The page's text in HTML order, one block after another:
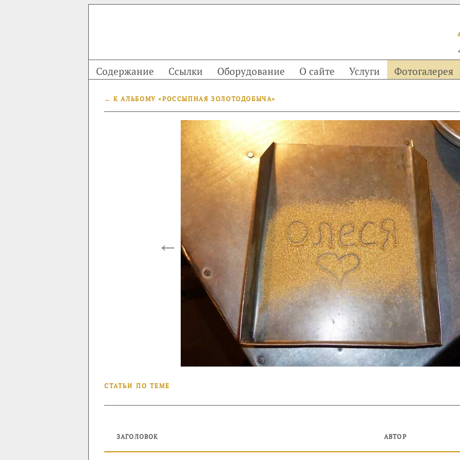
Содержание Ссылки Оборудование О сайте Услуги Фотогалерея
← К АЛЬБОМУ «РОССЫПНАЯ ЗОЛОТОДОБЫЧА»
←
СТАТЬИ ПО ТЕМЕ
ЗАГОЛОВОК АВТОР